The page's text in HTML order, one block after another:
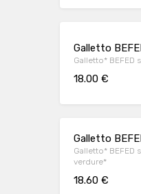
Galletto
Galletto* BEFED
18.00 €
Galletto
Galletto* BEFED
verdure*
18.60 €